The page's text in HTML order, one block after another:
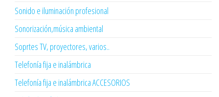
Sonido e iluminación profesional
Sonorización,música ambiental
Soprtes TV, proyectores, varios..
Telefonía fija e inalámbrica
Telefonía fija e inalámbrica ACCESORIOS